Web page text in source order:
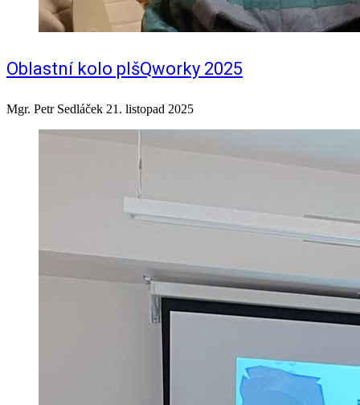
Oblastní kolo pIšQworky 2025
Mgr. Petr Sedláček 21. listopad 2025